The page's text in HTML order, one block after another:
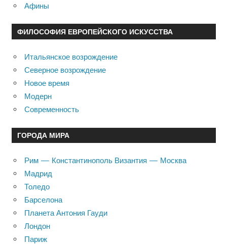
Афины
ФИЛОСОФИЯ ЕВРОПЕЙСКОГО ИСКУССТВА
Итальянское возрождение
Северное возрождение
Новое время
Модерн
Современность
ГОРОДА МИРА
Рим — Константинополь Византия — Москва
Мадрид
Толедо
Барселона
Планета Антония Гауди
Лондон
Париж